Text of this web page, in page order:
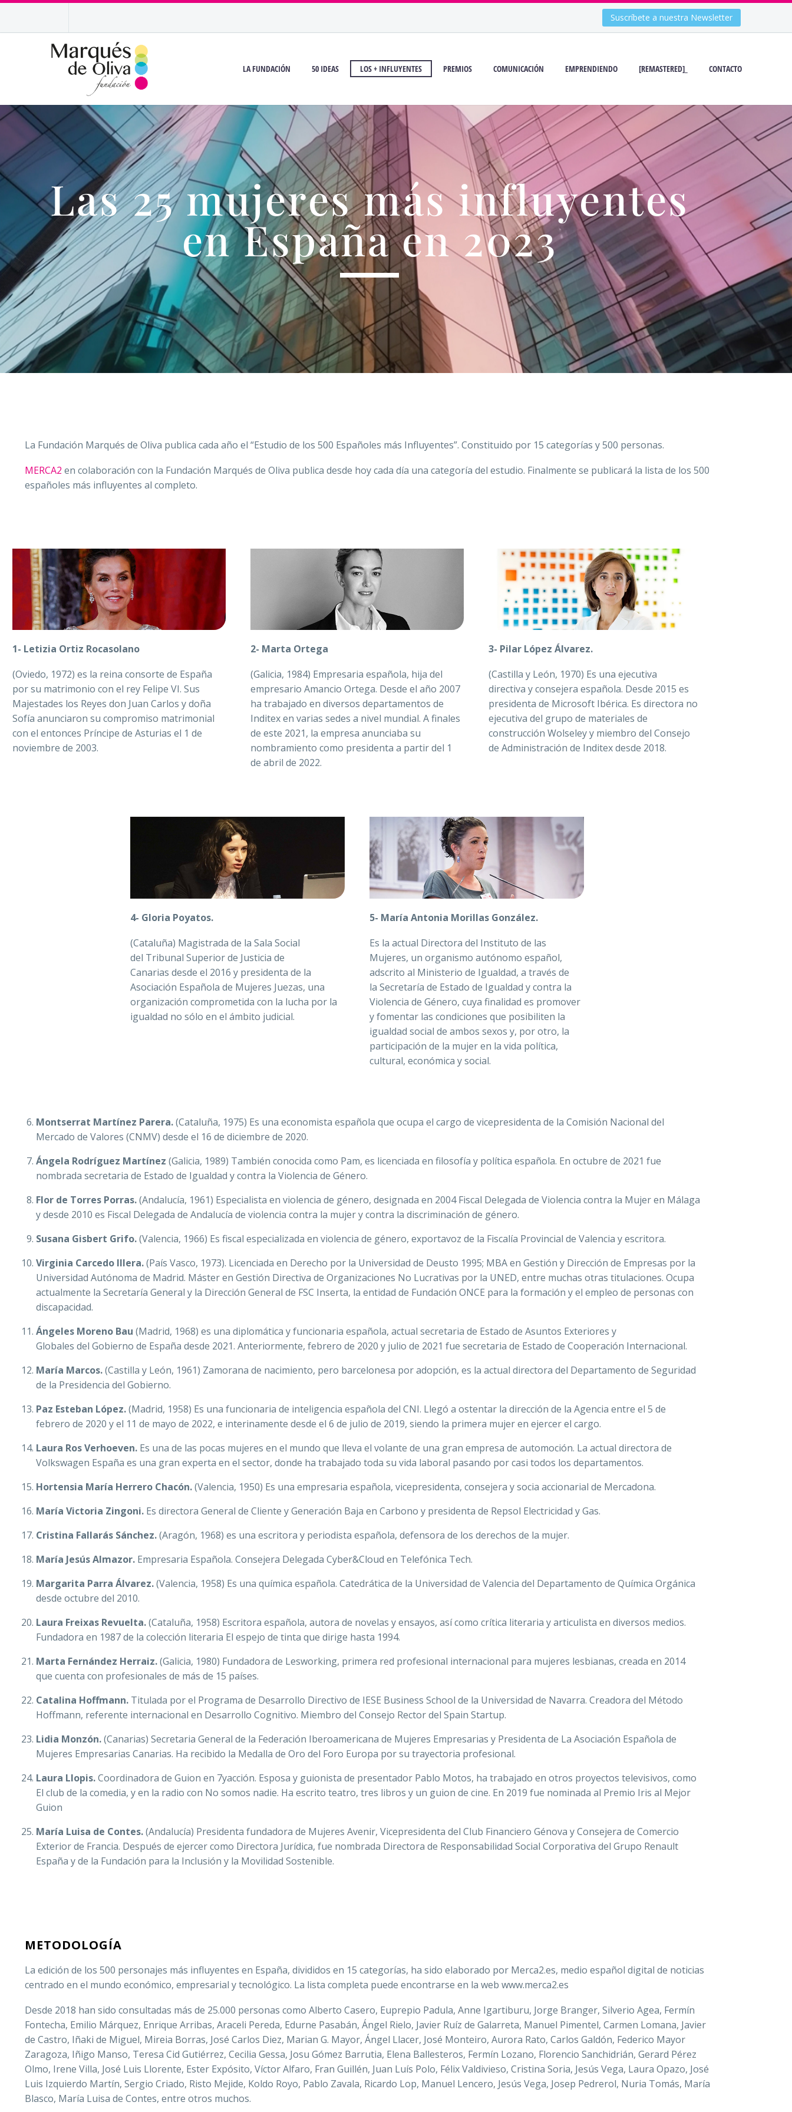
Suscríbete a nuestra Newsletter
LA FUNDACIÓN 50 IDEAS LOS + INFLUYENTES PREMIOS COMUNICACIÓN EMPRENDIENDO [REMASTERED]_ CONTACTO
Las 25 mujeres más influyentes
en España en 2023
La Fundación Marqués de Oliva publica cada año el “Estudio de los 500 Españoles más Influyentes”. Constituido por 15 categorías y 500 personas.
MERCA2 en colaboración con la Fundación Marqués de Oliva publica desde hoy cada día una categoría del estudio. Finalmente se publicará la lista de los 500
españoles más influyentes al completo.
1- Letizia Ortiz Rocasolano
(Oviedo, 1972) es la reina consorte de España
por su matrimonio con el rey Felipe VI. Sus
Majestades los Reyes don Juan Carlos y doña
Sofía anunciaron su compromiso matrimonial
con el entonces Príncipe de Asturias el 1 de
noviembre de 2003.
2- Marta Ortega
(Galicia, 1984) Empresaria española, hija del
empresario Amancio Ortega. Desde el año 2007
ha trabajado en diversos departamentos de
Inditex en varias sedes a nivel mundial. A finales
de este 2021, la empresa anunciaba su
nombramiento como presidenta a partir del 1
de abril de 2022.
3- Pilar López Álvarez.
(Castilla y León, 1970) Es una ejecutiva
directiva y consejera española. Desde 2015 es
presidenta de Microsoft Ibérica. Es directora no
ejecutiva del grupo de materiales de
construcción Wolseley y miembro del Consejo
de Administración de Inditex desde 2018.
4- Gloria Poyatos.
(Cataluña) Magistrada de la Sala Social
del Tribunal Superior de Justicia de
Canarias desde el 2016 y presidenta de la
Asociación Española de Mujeres Juezas, una
organización comprometida con la lucha por la
igualdad no sólo en el ámbito judicial.
5- María Antonia Morillas González.
Es la actual Directora del Instituto de las
Mujeres, un organismo autónomo español,
adscrito al Ministerio de Igualdad, a través de
la Secretaría de Estado de Igualdad y contra la
Violencia de Género, cuya finalidad es promover
y fomentar las condiciones que posibiliten la
igualdad social de ambos sexos y, por otro, la
participación de la mujer en la vida política,
cultural, económica y social.
Montserrat Martínez Parera.(Cataluña, 1975) Es una economista española que ocupa el cargo de vicepresidenta de la Comisión Nacional del
Mercado de Valores (CNMV) desde el 16 de diciembre de 2020.
Ángela Rodríguez Martínez (Galicia, 1989) También conocida como Pam,​ es licenciada en filosofía y política española. En octubre de 2021 fue
nombrada secretaria de Estado de Igualdad y contra la Violencia de Género.
Flor de Torres Porras.(Andalucía, 1961) Especialista en violencia de género, designada en 2004 Fiscal Delegada de Violencia contra la Mujer en Málaga
y desde 2010 es Fiscal Delegada de Andalucía de violencia contra la mujer y contra la discriminación de género.
Susana Gisbert Grifo.(Valencia, 1966) Es fiscal especializada en violencia de género, exportavoz de la Fiscalía Provincial de Valencia y escritora.
Virginia Carcedo Illera.(País Vasco, 1973). Licenciada en Derecho por la Universidad de Deusto 1995; MBA en Gestión y Dirección de Empresas por la
Universidad Autónoma de Madrid. Máster en Gestión Directiva de Organizaciones No Lucrativas por la UNED, entre muchas otras titulaciones. Ocupa
actualmente la Secretaría General y la Dirección General de FSC Inserta, la entidad de Fundación ONCE para la formación y el empleo de personas con
discapacidad.
Ángeles Moreno Bau (Madrid, 1968) es una diplomática y funcionaria española, actual secretaria de Estado de Asuntos Exteriores y
Globales del Gobierno de España desde 2021. Anteriormente, febrero de 2020 y julio de 2021 fue secretaria de Estado de Cooperación Internacional.
María Marcos.(Castilla y León, 1961) Zamorana de nacimiento, pero barcelonesa por adopción, es la actual directora del Departamento de Seguridad
de la Presidencia del Gobierno.
Paz Esteban López.(Madrid, 1958) Es una funcionaria de inteligencia española del CNI. Llegó a ostentar la dirección de la Agencia entre el 5 de
febrero de 2020 y el 11 de mayo de 2022, e interinamente desde el 6 de julio de 2019, siendo la primera mujer en ejercer el cargo.
Laura Ros Verhoeven. Es una de las pocas mujeres en el mundo que lleva el volante de una gran empresa de automoción. La actual directora de
Volkswagen España es una gran experta en el sector, donde ha trabajado toda su vida laboral pasando por casi todos los departamentos.
Hortensia María Herrero Chacón.(Valencia, 1950) Es una empresaria española, vicepresidenta, consejera y socia accionarial de Mercadona.
María Victoria Zingoni. Es directora General de Cliente y Generación Baja en Carbono y presidenta de Repsol Electricidad y Gas.
Cristina Fallarás Sánchez.(Aragón, 1968) es una escritora y periodista española, defensora de los derechos de la mujer.
María Jesús Almazor. Empresaria Española. Consejera Delegada Cyber&Cloud en Telefónica Tech.
Margarita Parra Álvarez.(Valencia, 1958) Es una química española. Catedrática de la Universidad de Valencia del Departamento de Química Orgánica
desde octubre del 2010.
Laura Freixas Revuelta.(Cataluña, 1958) Escritora española, autora de novelas y ensayos, así como crítica literaria y articulista en diversos medios.
Fundadora en 1987 de la colección literaria El espejo de tinta que dirige hasta 1994.
Marta Fernández Herraiz.(Galicia, 1980) Fundadora de Lesworking, primera red profesional internacional para mujeres lesbianas, creada en 2014
que cuenta con profesionales de más de 15 países.
Catalina Hoffmann. Titulada por el Programa de Desarrollo Directivo de IESE Business School de la Universidad de Navarra. Creadora del Método
Hoffmann, referente internacional en Desarrollo Cognitivo. Miembro del Consejo Rector del Spain Startup.
Lidia Monzón.(Canarias) Secretaria General de la Federación Iberoamericana de Mujeres Empresarias y Presidenta de La Asociación Española de
Mujeres Empresarias Canarias. Ha recibido la Medalla de Oro del Foro Europa por su trayectoria profesional.
Laura Llopis.Coordinadora de Guion en 7yacción. Esposa y guionista de presentador Pablo Motos, ha trabajado en otros proyectos televisivos, como
El club de la comedia, y en la radio con No somos nadie. Ha escrito teatro, tres libros y un guion de cine. En 2019 fue nominada al Premio Iris al Mejor
Guion
María Luisa de Contes.(Andalucía) Presidenta fundadora de Mujeres Avenir, Vicepresidenta del Club Financiero Génova y Consejera de Comercio
Exterior de Francia. Después de ejercer como Directora Jurídica, fue nombrada Directora de Responsabilidad Social Corporativa del Grupo Renault
España y de la Fundación para la Inclusión y la Movilidad Sostenible.
METODOLOGÍA
La edición de los 500 personajes más influyentes en España, divididos en 15 categorías, ha sido elaborado por Merca2.es, medio español digital de noticias
centrado en el mundo económico, empresarial y tecnológico. La lista completa puede encontrarse en la web www.merca2.es
Desde 2018 han sido consultadas más de 25.000 personas como Alberto Casero, Euprepio Padula, Anne Igartiburu, Jorge Branger, Silverio Agea, Fermín
Fontecha, Emilio Márquez, Enrique Arribas, Araceli Pereda, Edurne Pasabán, Ángel Rielo, Javier Ruíz de Galarreta, Manuel Pimentel, Carmen Lomana, Javier
de Castro, Iñaki de Miguel, Mireia Borras, José Carlos Diez, Marian G. Mayor, Ángel Llacer, José Monteiro, Aurora Rato, Carlos Galdón, Federico Mayor
Zaragoza, Iñigo Manso, Teresa Cid Gutiérrez, Cecilia Gessa, Josu Gómez Barrutia, Elena Ballesteros, Fermín Lozano, Florencio Sanchidrián, Gerard Pérez
Olmo, Irene Villa, José Luis Llorente, Ester Expósito, Víctor Alfaro, Fran Guillén, Juan Luís Polo, Félix Valdivieso, Cristina Soria, Jesús Vega, Laura Opazo, José
Luis Izquierdo Martín, Sergio Criado, Risto Mejide, Koldo Royo, Pablo Zavala, Ricardo Lop, Manuel Lencero, Jesús Vega, Josep Pedrerol, Nuria Tomás, María
Blasco, María Luisa de Contes, entre otros muchos.